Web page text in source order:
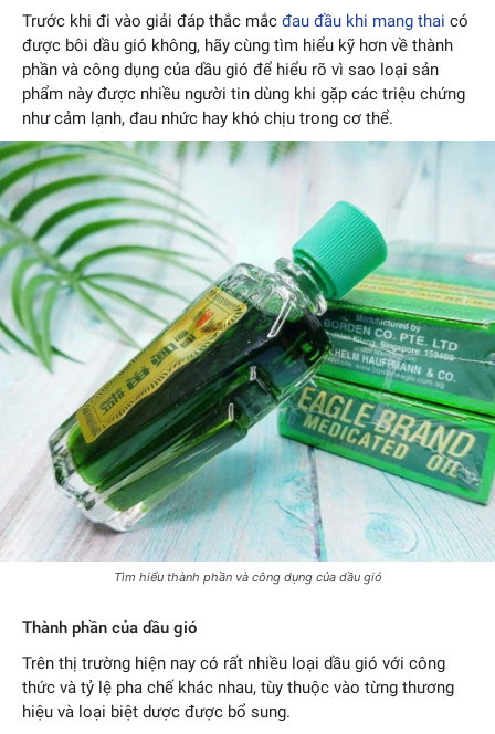
Trước khi đi vào giải đáp thắc mắc đau đầu khi mang thai có
được bôi dầu gió không, hãy cùng tìm hiểu kỹ hơn về thành
phần và công dụng của dầu gió để hiểu rõ vì sao loại sản
phẩm này được nhiều người tin dùng khi gặp các triệu chứng
như cảm lạnh, đau nhức hay khó chịu trong cơ thể.
Tìm hiểu thành phần và công dụng của dầu gió
Thành phần của dầu gió
Trên thị trường hiện nay có rất nhiều loại dầu gió với công
thức và tỷ lệ pha chế khác nhau, tùy thuộc vào từng thương
hiệu và loại biệt dược được bổ sung.